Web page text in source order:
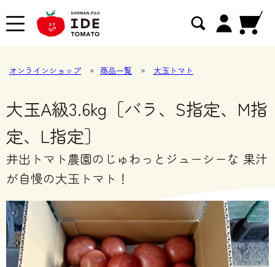
オンラインショップ » 商品一覧 » 大玉トマト
大玉A級3.6kg［バラ、S指定、M指
定、L指定］
井出トマト農園のじゅわっとジューシーな 果汁
が自慢の大玉トマト！